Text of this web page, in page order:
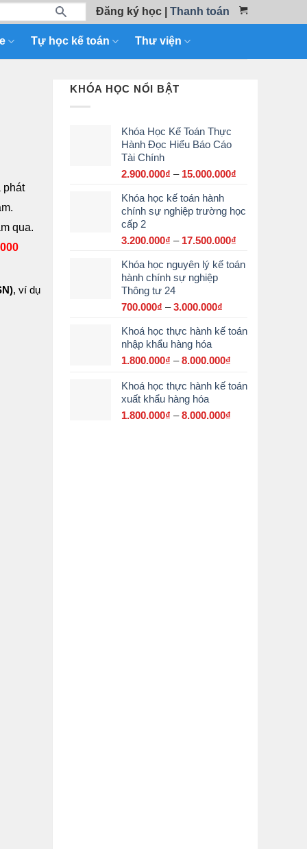
Đăng ký học| Thanh toán
Tự học kế toán Thư viện
phát
qua.
, ví dụ
KHÓA HỌC NỔI BẬT
Khóa Học Kế Toán Thực
Hành Đọc Hiểu Báo Cáo
Tài Chính
2.900.000₫ – 15.000.000₫
2.900.000₫
Khóa học kế toán hành
chính sự nghiệp trường học
cấp 2
3.200.000₫ – 17.500.000₫
từ
Khóa học nguyên lý kế toán
hành chính sự nghiệp
Thông tư 24
700.000₫ – 3.000.000₫
từ
đến
Khoá học thực hành kế toán
nhập khẩu hàng hóa
1.800.000₫ – 8.000.000₫
từ
Khoá học thực hành kế toán
xuất khẩu hàng hóa
1.800.000₫ – 8.000.000₫